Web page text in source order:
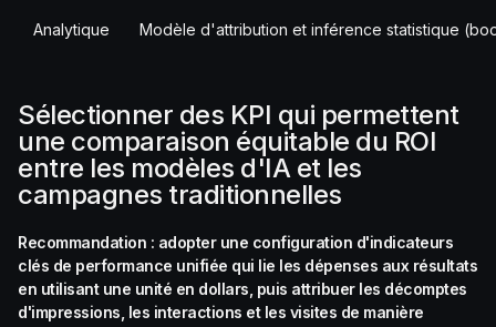
Analytique Modèle d'attribution et inférence statistique
Sélectionner des KPI qui permettent
une comparaison équitable du ROI
entre les modèles d'IA et les
campagnes traditionnelles
Recommandation : adopter une configuration d'indicateurs
clés de performance unifiée qui lie les dépenses aux résultats
en utilisant une unité en dollars, puis attribuer les décomptes
d'impressions, les interactions et les visites de manière